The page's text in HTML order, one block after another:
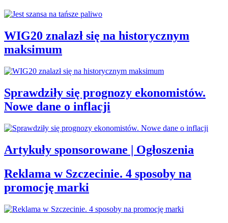
WIG20 znalazł się na historycznym
maksimum
Sprawdziły się prognozy ekonomistów.
Nowe dane o inflacji
Artykuły sponsorowane | Ogłoszenia
Reklama w Szczecinie. 4 sposoby na
promocję marki